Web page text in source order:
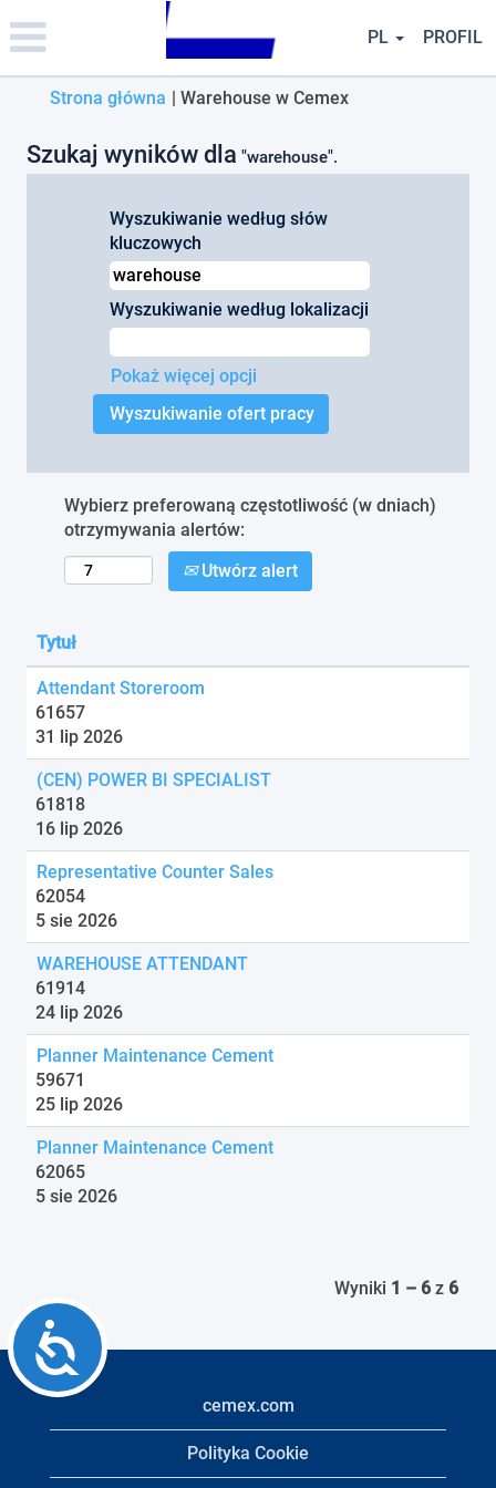
note:
This
website
includes
accessibility
system.
Accessibility
PL PROFIL
Strona główna | Warehouse w Cemex(bieżąca
Szukaj wyników dla "warehouse".
Wyszukiwanie według słów
kluczowych
Wyszukiwanie według lokalizacji
Pokaż więcej opcji
Wybierz preferowaną częstotliwość (w dniach)
otrzymywania alertów:
Utwórz alert
Tytuł
Attendant Storeroom
61657
31 lip 2026
(CEN) POWER BI SPECIALIST
61818
16 lip 2026
Representative Counter Sales
62054
5 sie 2026
WAREHOUSE ATTENDANT
61914
24 lip 2026
Planner Maintenance Cement
59671
25 lip 2026
Planner Maintenance Cement
62065
5 sie 2026
Wyniki 1 – 6 z 6
cemex.com
Polityka Cookie